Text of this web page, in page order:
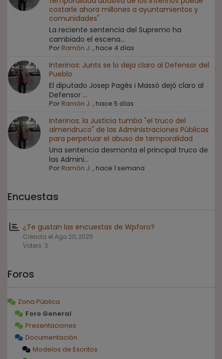
costarle ahora millones a ayuntamientos y
comunidades"
La reciente sentencia del Supremo ha
cambiado el escena...
Por Ramón J. , hace 4 días
Interinos: Junts se lo deja claro al Defensor del
Pueblo
El diputado Josep Pagès i Massó dejó claro al
Defensor ...
Por Ramón J. , hace 5 días
Interinos: la Justicia tumba "el truco del
almendruco" de las Administraciones Públicas
para perpetuar el abuso de temporalidad
Una sentencia desmonta el principal truco de
las Admini...
Por Ramón J. , hace 1 semana
Encuestas
¿Te gustan las encuestas de Wpforo?
Creada el Ago 20, 2025
Voters: 3
Foros
Zona Pública
Foro General
Presentaciones
Documentación
Modelos de Escritos